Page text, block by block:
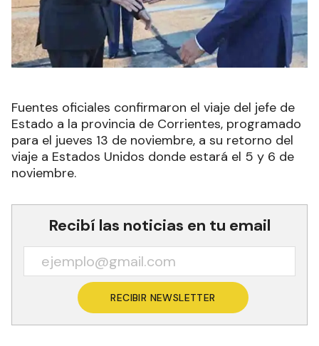
Fuentes oficiales confirmaron el viaje del jefe de
Estado a la provincia de Corrientes, programado
para el jueves 13 de noviembre, a su retorno del
viaje a Estados Unidos donde estará el 5 y 6 de
noviembre.
Recibí las noticias en tu email
RECIBIR NEWSLETTER